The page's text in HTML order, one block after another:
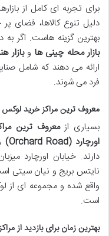
برای تجربه ای کامل از
دلیل تنوع کالاها،
بهترین گزینه هاست. اگر
بازار محله چینی ها وبازار
ارائه می دهند که شامل
فرد می شوند.
معروف ترین مراکز خرید لوکس
بسیاری ازمعروف ترین
اورچارد (Orchard Road)
دارند. خیابان اورچارد
نایتس بریج و نیان سیتی
واقع شده و مجموعه ای از
است.
بهترین زمان برای بازدید از